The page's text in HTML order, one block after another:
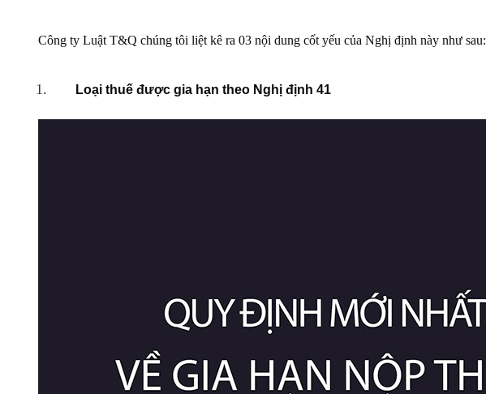
Công ty Luật T&Q chúng tôi liệt kê ra 03 nội dung cốt yếu của Nghị định này như sau:
Loại thuế được gia hạn theo Nghị định 41